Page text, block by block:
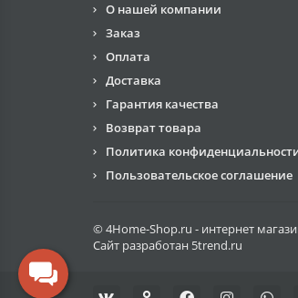
О нашей компании
Заказ
Оплата
Доставка
Гарантия качества
Возврат товара
Политика
Пользовательское соглашение
© 4Home-Shop.ru - интернет
Сайт разработан 5trend.ru